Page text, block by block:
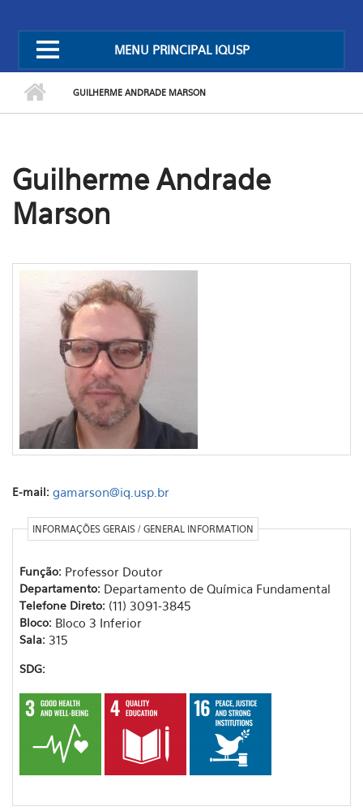
MENU PRINCIPAL IQUSP
GUILHERME ANDRADE MARSON
Guilherme Andrade
Marson
E-mail: gamarson@iq.usp.br
INFORMAÇÕES GERAIS / GENERAL INFORMATION
Função: Professor Doutor
Departamento: Departamento de Química Fundamental
Telefone Direto: (11) 3091-3845
Bloco: Bloco 3 Inferior
Sala: 315
SDG: